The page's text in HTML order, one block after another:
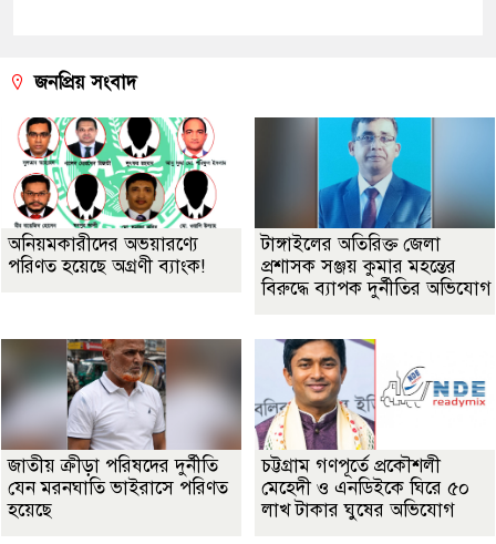
জনপ্রিয় সংবাদ
অনিয়মকারীদের অভয়ারণ্যে
পরিণত হয়েছে অগ্রণী ব্যাংক!
টাঙ্গাইলের অতিরিক্ত জেলা
প্রশাসক সঞ্জয় কুমার মহন্তের
বিরুদ্ধে ব্যাপক দুর্নীতির অভিযোগ
জাতীয় ক্রীড়া পরিষদের দুর্নীতি
যেন মরনঘাতি ভাইরাসে পরিণত
হয়েছে
চট্টগ্রাম গণপূর্তে প্রকৌশলী
মেহেদী ও এনডিইকে ঘিরে ৫০
লাখ টাকার ঘুষের অভিযোগ